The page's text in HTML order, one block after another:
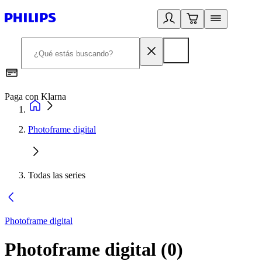
Paga con Klarna
Photoframe digital
Todas las series
Photoframe digital
Photoframe digital (0)